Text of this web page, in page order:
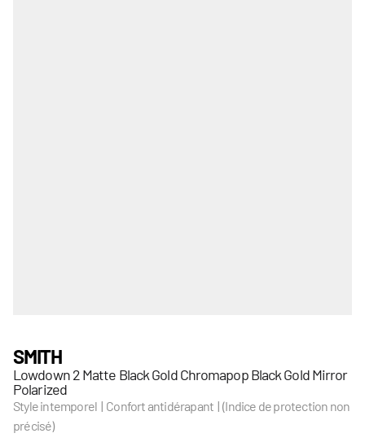
SMITH
Lowdown 2 Matte Black Gold Chromapop Black Gold Mirror
Polarized
Style intemporel | Confort antidérapant | (Indice de protection non
précisé)